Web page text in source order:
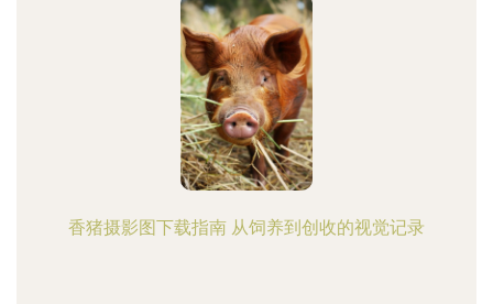
香猪摄影图下载指南 从饲养到创收的视觉记录